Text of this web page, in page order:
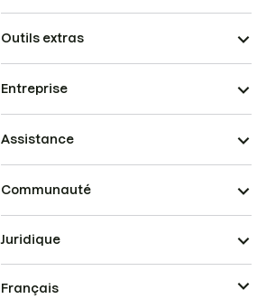
Outils extras
Entreprise
Assistance
Communauté
Juridique
Français